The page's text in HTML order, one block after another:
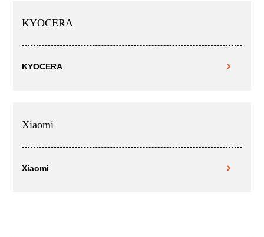
KYOCERA
KYOCERA
Xiaomi
Xiaomi